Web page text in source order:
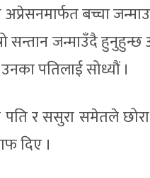
अप्रेसनमार्फत बच्चा
जन्माउँदै हुनुहुन्छ
पतिलाई सोध्यौं ।
पति र ससुरा समेतले
दिए ।